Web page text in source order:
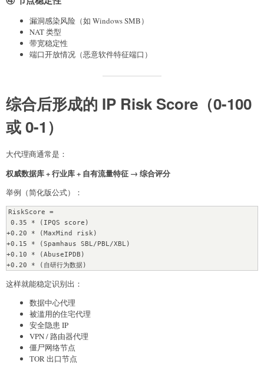
漏洞感染风险（如 Windows SMB）
NAT 类型
带宽稳定性
端口开放情况（恶意软件特征端口）
综合后形成的 IP Risk Score（0-100
或 0-1）
大代理商通常是：
权威数据库 + 行业库 + 自有流量特征 → 综合评分
举例（简化版公式）：
RiskScore =
+0.20 * (MaxMind risk)
+0.15 * (Spamhaus SBL/PBL/XBL)
+0.10 * (AbuseIPDB)
这样就能稳定识别出：
数据中心代理
被滥用的住宅代理
安全隐患 IP
VPN / 路由器代理
僵尸网络节点
TOR 出口节点